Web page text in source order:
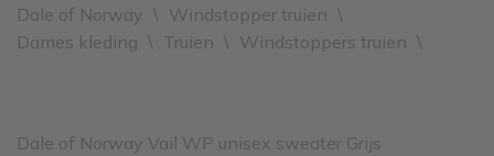
Dale of Norway \ Windstopper truien \
Dames kleding \ Truien \ Windstoppers truien \
Dale of Norway Vail WP unisex sweater Grijs